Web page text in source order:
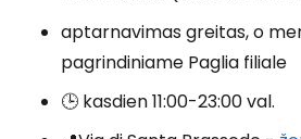
aptarnavimas greitas, o
pagrindiniame Paglia filiale
🕒 kasdien 11:00-23:00 val.